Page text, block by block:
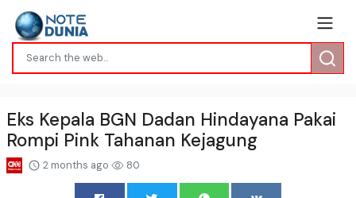
Eks Kepala BGN Dadan Hindayana Pakai
Rompi Pink Tahanan Kejagung
2 months ago 80